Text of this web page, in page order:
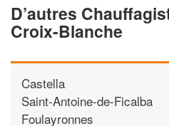
D’autres
Croix-Blanche
Castella
Saint-Antoine-de-Ficalba
Foulayronnes